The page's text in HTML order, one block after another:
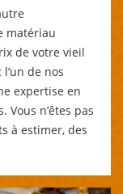
matériau
de votre vieil
de nos
expertise en
Vous n’êtes pas
à estimer, des